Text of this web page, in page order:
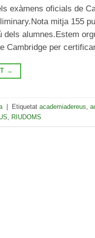
exàmens oficials de
mitja 155
dels alumnes.Estem
Cambridge per
→
Etiquetat academiadereus
RIUDOMS